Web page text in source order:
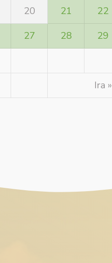
20 21 22
27 28 29
Ira »